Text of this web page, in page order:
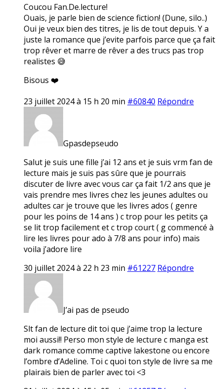
Coucou Fan.De.lecture!
Ouais, je parle bien de science fiction! (Dune, silo..)
Oui je veux bien des titres, je lis de tout depuis. Y a
juste la romance que j’evite parfois parce que ça fait
trop rêver et marre de rêver a des trucs pas trop
realistes 😅
Bisous ❤️
23 juillet 2024 à 15 h 20 min #60840 Répondre
Gpasdepseudo
Salut je suis une fille j’ai 12 ans et je suis vrm fan de
lecture mais je suis pas sûre que je pourrais
discuter de livre avec vous car ça fait 1/2 ans que je
vais prendre mes livres chez les jeunes adultes ou
adultes car je trouve que les livres ados ( genre
pour les poins de 14 ans ) c trop pour les petits ça
se lit trop facilement et c trop court ( g commencé à
lire les livres pour ado à 7/8 ans pour info) mais
voila j’adore lire
30 juillet 2024 à 22 h 23 min #61227 Répondre
J’ai pas de pseudo
Slt fan de lecture dit toi que j’aime trop la lecture
moi aussi!! Perso mon style de lecture c manga est
dark romance comme captive lakestone ou encore
l’ombre d’Adeline. Toi c quoi ton style de livre sa me
plairais bien de parler avec toi <3